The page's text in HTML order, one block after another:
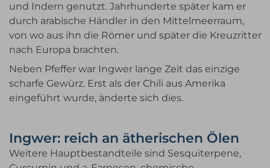
und Indern genutzt. Jahrhunderte später kam er
durch arabische Händler in den Mittelmeerraum,
von wo aus ihn die Römer und später die Kreuzritter
nach Europa brachten.
Neben Pfeffer war Ingwer lange Zeit das einzige
scharfe Gewürz. Erst als der Chili aus Amerika
eingeführt wurde, änderte sich dies.
Ingwer: reich an ätherischen Ölen
Weitere Hauptbestandteile sind Sesquiterpene,